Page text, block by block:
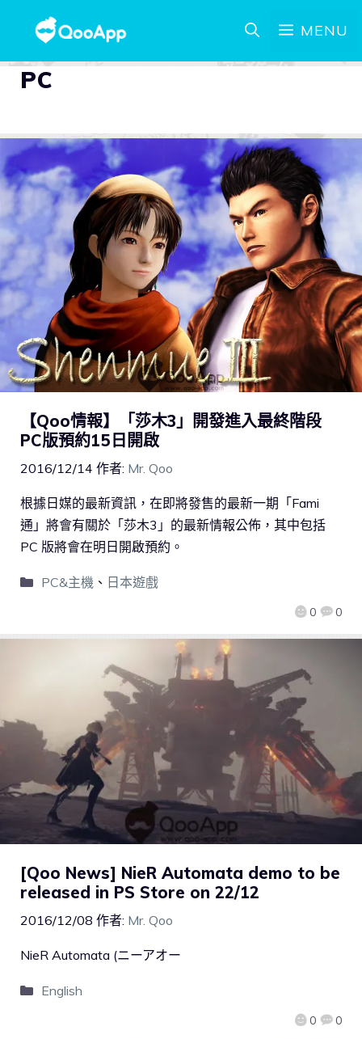
MENU
PC
【Qoo情報】「莎木3」開發進入最終階段
PC版預約15日開啟
2016/12/14 作者: Mr. Qoo
0 0
根據日媒的最新資訊，在即將發售的最新一期「Fami
通」將會有關於「莎木3」的最新情報公佈，其中包括
PC 版將會在明日開啟預約。
PC&主機、 日本遊戲
[Qoo News] NieR Automata demo to be
released in PS Store on 22/12
2016/12/08 作者: Mr. Qoo
0 0
NieR Automata (ニーアオー
English